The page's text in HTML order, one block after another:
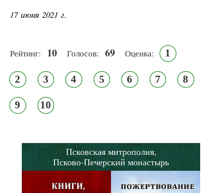
17 июня 2021 г.
Рейтинг: 10 Голосов: 69 Оценка: 1
2 3 4 5 6 7 8
9 10
Псковская митрополия,
Псково-Печерский монастырь